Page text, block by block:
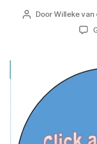
DoorWilleke van